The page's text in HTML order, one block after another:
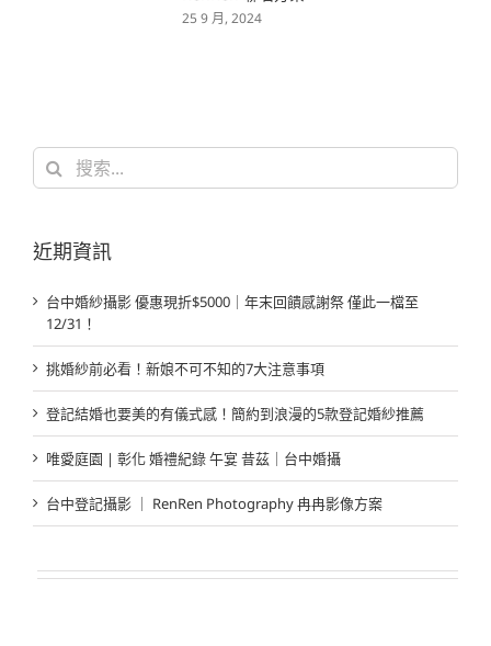
索
近期資訊
台中婚紗攝影 優惠現折$5000｜年末回饋感謝祭 僅此一檔至
12/31！
挑婚紗前必看！新娘不可不知的7大注意事項
登記結婚也要美的有儀式感！簡約到浪漫的5款登記婚紗推薦
唯愛庭園 | 彰化 婚禮紀錄 午宴 昔茲｜台中婚攝
台中登記攝影 ｜ RenRen Photography 冉冉影像方案